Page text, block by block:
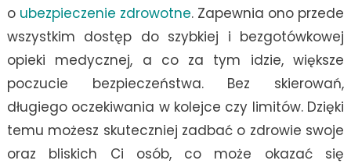
o ubezpieczenie zdrowotne. Zapewnia ono przede
wszystkim dostęp do szybkiej i bezgotówkowej
opieki medycznej, a co za tym idzie, większe
poczucie bezpieczeństwa. Bez skierowań,
długiego oczekiwania w kolejce czy limitów. Dzięki
temu możesz skuteczniej zadbać o zdrowie swoje
oraz bliskich Ci osób, co może okazać się